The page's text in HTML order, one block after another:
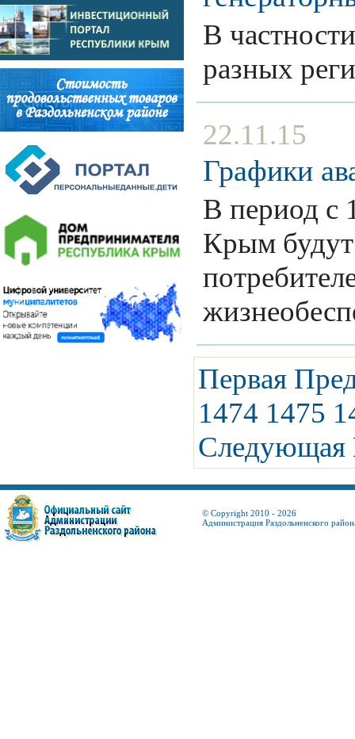
В
разных
22.11.15
Графики
В период с
Крым
Первая
1474 1475
Следующая
© Copyright 2010 - 2026
Администрация Раздольненского